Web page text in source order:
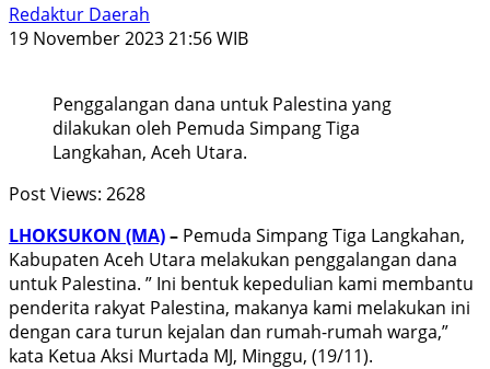
Redaktur Daerah
19 November 2023 21:56 WIB
Penggalangan dana untuk Palestina yang
dilakukan oleh Pemuda Simpang Tiga
Langkahan, Aceh Utara.
Post Views: 2628
LHOKSUKON (MA)– Pemuda Simpang Tiga Langkahan,
Kabupaten Aceh Utara melakukan penggalangan dana
untuk Palestina. ” Ini bentuk kepedulian kami membantu
penderita rakyat Palestina, makanya kami melakukan ini
dengan cara turun kejalan dan rumah-rumah warga,”
kata Ketua Aksi Murtada MJ, Minggu, (19/11).